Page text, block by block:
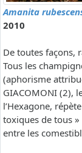
Amanita
2010
De toutes façons,
Tous les
(aphorisme
GIACOMONI (2),
l’Hexagone,
toxiques de tous
entre les